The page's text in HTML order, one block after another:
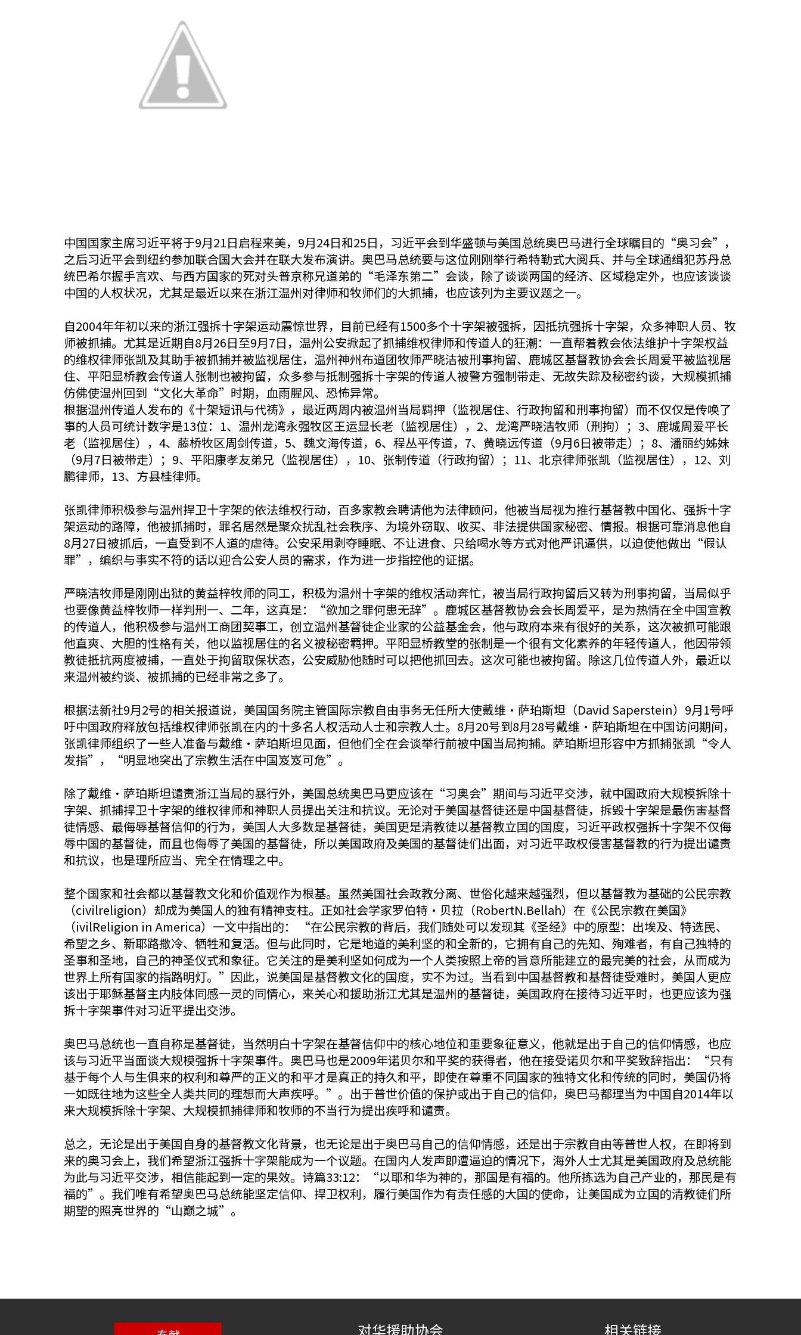
中国国家主席习近平将于9月21日启程来美，9月24日和25日，习近平会到华盛顿与美国总统奥巴马进行全球瞩目的“奥习会”，
之后习近平会到纽约参加联合国大会并在联大发布演讲。奥巴马总统要与这位刚刚举行希特勒式大阅兵、并与全球通缉犯苏丹总
统巴希尔握手言欢、与西方国家的死对头普京称兄道弟的“毛泽东第二”会谈，除了谈谈两国的经济、区域稳定外，也应该谈谈
中国的人权状况，尤其是最近以来在浙江温州对律师和牧师们的大抓捕，也应该列为主要议题之一。
自2004年年初以来的浙江强拆十字架运动震惊世界，目前已经有1500多个十字架被强拆，因抵抗强拆十字架，众多神职人员、牧
师被抓捕。尤其是近期自8月26日至9月7日，温州公安掀起了抓捕维权律师和传道人的狂潮：一直帮着教会依法维护十字架权益
的维权律师张凯及其助手被抓捕并被监视居住，温州神州布道团牧师严晓洁被刑事拘留、鹿城区基督教协会会长周爱平被监视居
住、平阳显桥教会传道人张制也被拘留，众多参与抵制强拆十字架的传道人被警方强制带走、无故失踪及秘密约谈，大规模抓捕
仿佛使温州回到“文化大革命”时期，血雨腥风、恐怖异常。
根据温州传道人发布的《十架短讯与代祷》，最近两周内被温州当局羁押（监视居住、行政拘留和刑事拘留）而不仅仅是传唤了
事的人员可统计数字是13位：1、温州龙湾永强牧区王运显长老（监视居住），2、龙湾严晓洁牧师（刑拘）；3、鹿城周爱平长
老（监视居住），4、藤桥牧区周剑传道，5、魏文海传道，6、程丛平传道，7、黄晓远传道（9月6日被带走）；8、潘丽约姊妹
（9月7日被带走）；9、平阳康孝友弟兄（监视居住），10、张制传道（行政拘留）；11、北京律师张凯（监视居住），12、刘
鹏律师，13、方县桂律师。
张凯律师积极参与温州捍卫十字架的依法维权行动，百多家教会聘请他为法律顾问，他被当局视为推行基督教中国化、强拆十字
架运动的路障，他被抓捕时，罪名居然是聚众扰乱社会秩序、为境外窃取、收买、非法提供国家秘密、情报。根据可靠消息他自
8月27日被抓后，一直受到不人道的虐待。公安采用剥夺睡眠、不让进食、只给喝水等方式对他严讯逼供，以迫使他做出“假认
罪”，编织与事实不符的话以迎合公安人员的需求，作为进一步指控他的证据。
严晓洁牧师是刚刚出狱的黄益梓牧师的同工，积极为温州十字架的维权活动奔忙，被当局行政拘留后又转为刑事拘留，当局似乎
也要像黄益梓牧师一样判刑一、二年，这真是：“欲加之罪何患无辞”。鹿城区基督教协会会长周爱平，是为热情在全中国宣教
的传道人，他积极参与温州工商团契事工，创立温州基督徒企业家的公益基金会，他与政府本来有很好的关系，这次被抓可能跟
他直爽、大胆的性格有关，他以监视居住的名义被秘密羁押。平阳显桥教堂的张制是一个很有文化素养的年轻传道人，他因带领
教徒抵抗两度被捕，一直处于拘留取保状态，公安威胁他随时可以把他抓回去。这次可能也被拘留。除这几位传道人外，最近以
来温州被约谈、被抓捕的已经非常之多了。
根据法新社9月2号的相关报道说，美国国务院主管国际宗教自由事务无任所大使戴维•萨珀斯坦（David Saperstein）9月1号呼
吁中国政府释放包括维权律师张凯在内的十多名人权活动人士和宗教人士。8月20号到8月28号戴维•萨珀斯坦在中国访问期间，
张凯律师组织了一些人准备与戴维•萨珀斯坦见面，但他们全在会谈举行前被中国当局拘捕。萨珀斯坦形容中方抓捕张凯“令人
发指”，“明显地突出了宗教生活在中国岌岌可危”。
除了戴维•萨珀斯坦谴责浙江当局的暴行外，美国总统奥巴马更应该在“习奥会”期间与习近平交涉，就中国政府大规模拆除十
字架、抓捕捍卫十字架的维权律师和神职人员提出关注和抗议。无论对于美国基督徒还是中国基督徒，拆毁十字架是最伤害基督
徒情感、最侮辱基督信仰的行为，美国人大多数是基督徒，美国更是清教徒以基督教立国的国度，习近平政权强拆十字架不仅侮
辱中国的基督徒，而且也侮辱了美国的基督徒，所以美国政府及美国的基督徒们出面，对习近平政权侵害基督教的行为提出谴责
和抗议，也是理所应当、完全在情理之中。
整个国家和社会都以基督教文化和价值观作为根基。虽然美国社会政教分离、世俗化越来越强烈，但以基督教为基础的公民宗教
（civilreligion）却成为美国人的独有精神支柱。正如社会学家罗伯特•贝拉（RobertN.Bellah）在《公民宗教在美国》
（ivilReligion in America）一文中指出的： “在公民宗教的背后，我们随处可以发现其《圣经》中的原型：出埃及、特选民、
希望之乡、新耶路撒冷、牺牲和复活。但与此同时，它是地道的美利坚的和全新的，它拥有自己的先知、殉难者，有自己独特的
圣事和圣地，自己的神圣仪式和象征。它关注的是美利坚如何成为一个人类按照上帝的旨意所能建立的最完美的社会，从而成为
世界上所有国家的指路明灯。”因此，说美国是基督教文化的国度，实不为过。当看到中国基督教和基督徒受难时，美国人更应
该出于耶稣基督主内肢体同感一灵的同情心，来关心和援助浙江尤其是温州的基督徒，美国政府在接待习近平时，也更应该为强
拆十字架事件对习近平提出交涉。
奥巴马总统也一直自称是基督徒，当然明白十字架在基督信仰中的核心地位和重要象征意义，他就是出于自己的信仰情感，也应
该与习近平当面谈大规模强拆十字架事件。奥巴马也是2009年诺贝尔和平奖的获得者，他在接受诺贝尔和平奖致辞指出：“只有
基于每个人与生俱来的权利和尊严的正义的和平才是真正的持久和平，即使在尊重不同国家的独特文化和传统的同时，美国仍将
一如既往地为这些全人类共同的理想而大声疾呼。”。出于普世价值的保护或出于自己的信仰，奥巴马都理当为中国自2014年以
来大规模拆除十字架、大规模抓捕律师和牧师的不当行为提出疾呼和谴责。
总之，无论是出于美国自身的基督教文化背景，也无论是出于奥巴马自己的信仰情感，还是出于宗教自由等普世人权，在即将到
来的奥习会上，我们希望浙江强拆十字架能成为一个议题。在国内人发声即遭逼迫的情况下，海外人士尤其是美国政府及总统能
为此与习近平交涉，相信能起到一定的果效。诗篇33:12：“以耶和华为神的，那国是有福的。他所拣选为自己产业的，那民是有
福的”。我们唯有希望奥巴马总统能坚定信仰、捍卫权利，履行美国作为有责任感的大国的使命，让美国成为立国的清教徒们所
期望的照亮世界的“山巅之城”。
对华援助协会 相关链接